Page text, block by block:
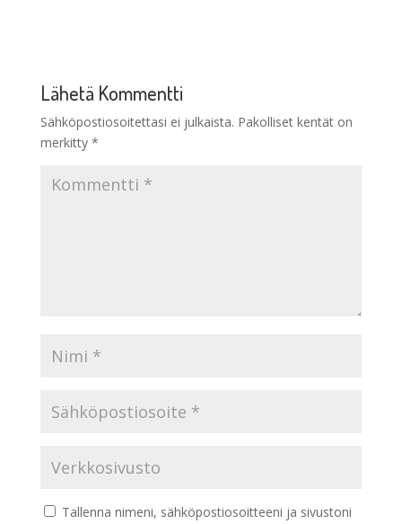
Lähetä Kommentti
Sähköpostiosoitettasi ei julkaista. Pakolliset kentät on
merkitty *
Tallenna nimeni, sähköpostiosoitteeni ja sivustoni